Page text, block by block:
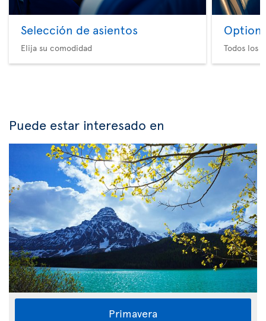
Selección de asientos
Elija su comodidad
Option
Todos los
Puede estar interesado en
Primavera